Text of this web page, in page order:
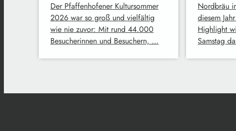
Der Pfaffenhofener Kultursommer
2026 war so groß und vielfältig
wie nie zuvor: Mit rund 44.000
Besucherinnen und Besuchern, …
Nordbräu
diesem
Highlight
Samstag